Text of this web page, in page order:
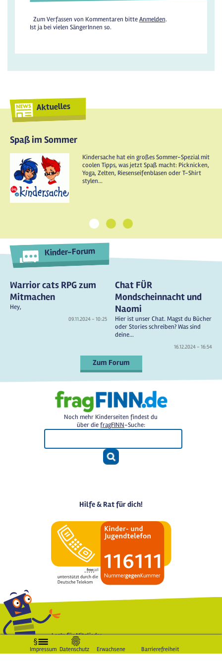
Zum Verfassen von Kommentaren bitteAnmelden.
Ist ja bei vielen SängerInnen so.
Aktuelles
Spaß im Sommer
Kindersache hat ein großes Sommer-Spezial mit
coolen Tipps, was jetzt Spaß macht: Picknicken,
Yoga, Zelten, Riesenseifenblasen oder T-Shirt
stylen...
1 2 3
Kinder-Forum
Warrior cats RPG zum
Mitmachen
Hey,
09.11.2024 - 10:25
Chat FÜR
Mondscheinnacht und
Naomi
Hier ist unser Chat. Magst du Bücher
oder Stories schreiben? Was sind
deine...
16.12.2024 - 16:54
Zum Forum
Noch mehr Kinderseiten findest du
über diefragFINN-Suche:
Hilfe & Rat für dich!
LogIn für Mitglieder
Impressum Datenschutz Erwachsene Barrierefreiheit